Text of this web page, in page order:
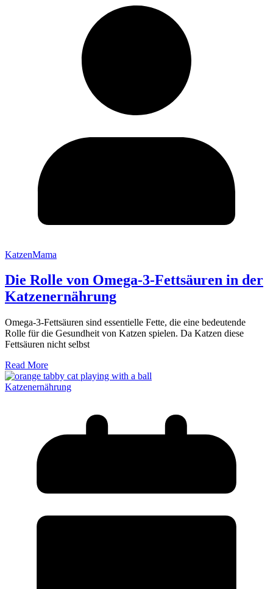
KatzenMama
Die Rolle von Omega-3-Fettsäuren in der
Katzenernährung
Omega-3-Fettsäuren sind essentielle Fette, die eine bedeutende
Rolle für die Gesundheit von Katzen spielen. Da Katzen diese
Fettsäuren nicht selbst
Read More
Katzenernährung